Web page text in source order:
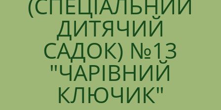
ДИТЯЧИЙ
САДОК) №13
"ЧАРІВНИЙ
КЛЮЧИК"